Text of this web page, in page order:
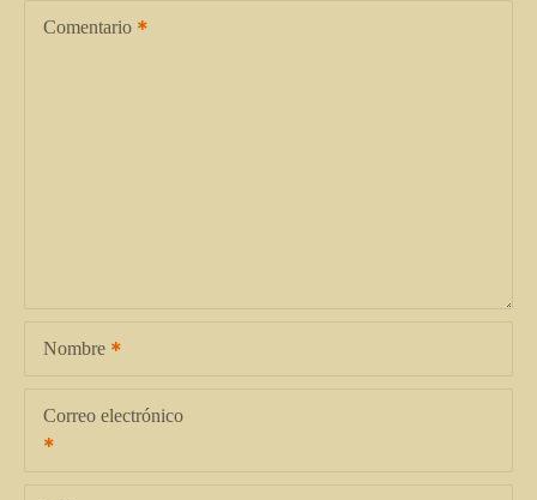
Comentario
Nombre
Correo electrónico